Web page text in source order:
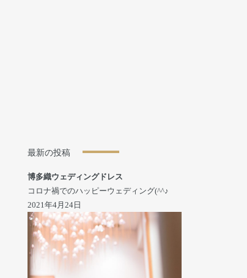
最新の投稿
博多織ウェディングドレス
コロナ禍でのハッピーウェディング(^^♪
2021年4月24日